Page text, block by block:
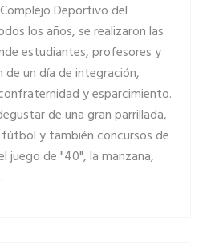
Deportivo del
los años, se realizaron las
estudiantes, profesores y
un día de integración,
y esparcimiento.
de una gran parrillada,
y también concursos de
juego de "40", la manzana,